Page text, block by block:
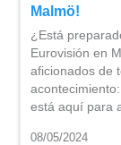
Malmö!
¿Está
Eurovisión en
aficionados de
está aquí para
08/05/2024